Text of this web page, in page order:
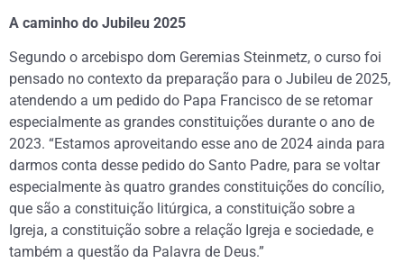
A caminho do Jubileu 2025
Segundo o arcebispo dom Geremias Steinmetz, o curso foi
pensado no contexto da preparação para o Jubileu de 2025,
atendendo a um pedido do Papa Francisco de se retomar
especialmente as grandes constituições durante o ano de
2023. “Estamos aproveitando esse ano de 2024 ainda para
darmos conta desse pedido do Santo Padre, para se voltar
especialmente às quatro grandes constituições do concílio,
que são a constituição litúrgica, a constituição sobre a
Igreja, a constituição sobre a relação Igreja e sociedade, e
também a questão da Palavra de Deus.”